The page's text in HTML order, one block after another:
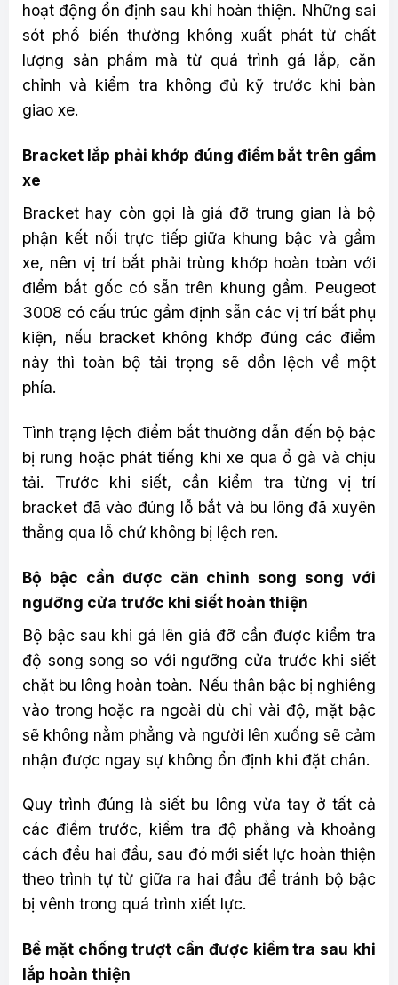
hoạt động ổn định sau khi hoàn thiện. Những sai
sót phổ biến thường không xuất phát từ chất
lượng sản phẩm mà từ quá trình gá lắp, căn
chỉnh và kiểm tra không đủ kỹ trước khi bàn
giao xe.
Bracket lắp phải khớp đúng điểm bắt trên gầm
xe
Bracket hay còn gọi là giá đỡ trung gian là bộ
phận kết nối trực tiếp giữa khung bậc và gầm
xe, nên vị trí bắt phải trùng khớp hoàn toàn với
điểm bắt gốc có sẵn trên khung gầm. Peugeot
3008 có cấu trúc gầm định sẵn các vị trí bắt phụ
kiện, nếu bracket không khớp đúng các điểm
này thì toàn bộ tải trọng sẽ dồn lệch về một
phía.
Tình trạng lệch điểm bắt thường dẫn đến bộ bậc
bị rung hoặc phát tiếng khi xe qua ổ gà và chịu
tải. Trước khi siết, cần kiểm tra từng vị trí
bracket đã vào đúng lỗ bắt và bu lông đã xuyên
thẳng qua lỗ chứ không bị lệch ren.
Bộ bậc cần được căn chỉnh song song với
ngưỡng cửa trước khi siết hoàn thiện
Bộ bậc sau khi gá lên giá đỡ cần được kiểm tra
độ song song so với ngưỡng cửa trước khi siết
chặt bu lông hoàn toàn. Nếu thân bậc bị nghiêng
vào trong hoặc ra ngoài dù chỉ vài độ, mặt bậc
sẽ không nằm phẳng và người lên xuống sẽ cảm
nhận được ngay sự không ổn định khi đặt chân.
Quy trình đúng là siết bu lông vừa tay ở tất cả
các điểm trước, kiểm tra độ phẳng và khoảng
cách đều hai đầu, sau đó mới siết lực hoàn thiện
theo trình tự từ giữa ra hai đầu để tránh bộ bậc
bị vênh trong quá trình xiết lực.
Bề mặt chống trượt cần được kiểm tra sau khi
lắp hoàn thiện